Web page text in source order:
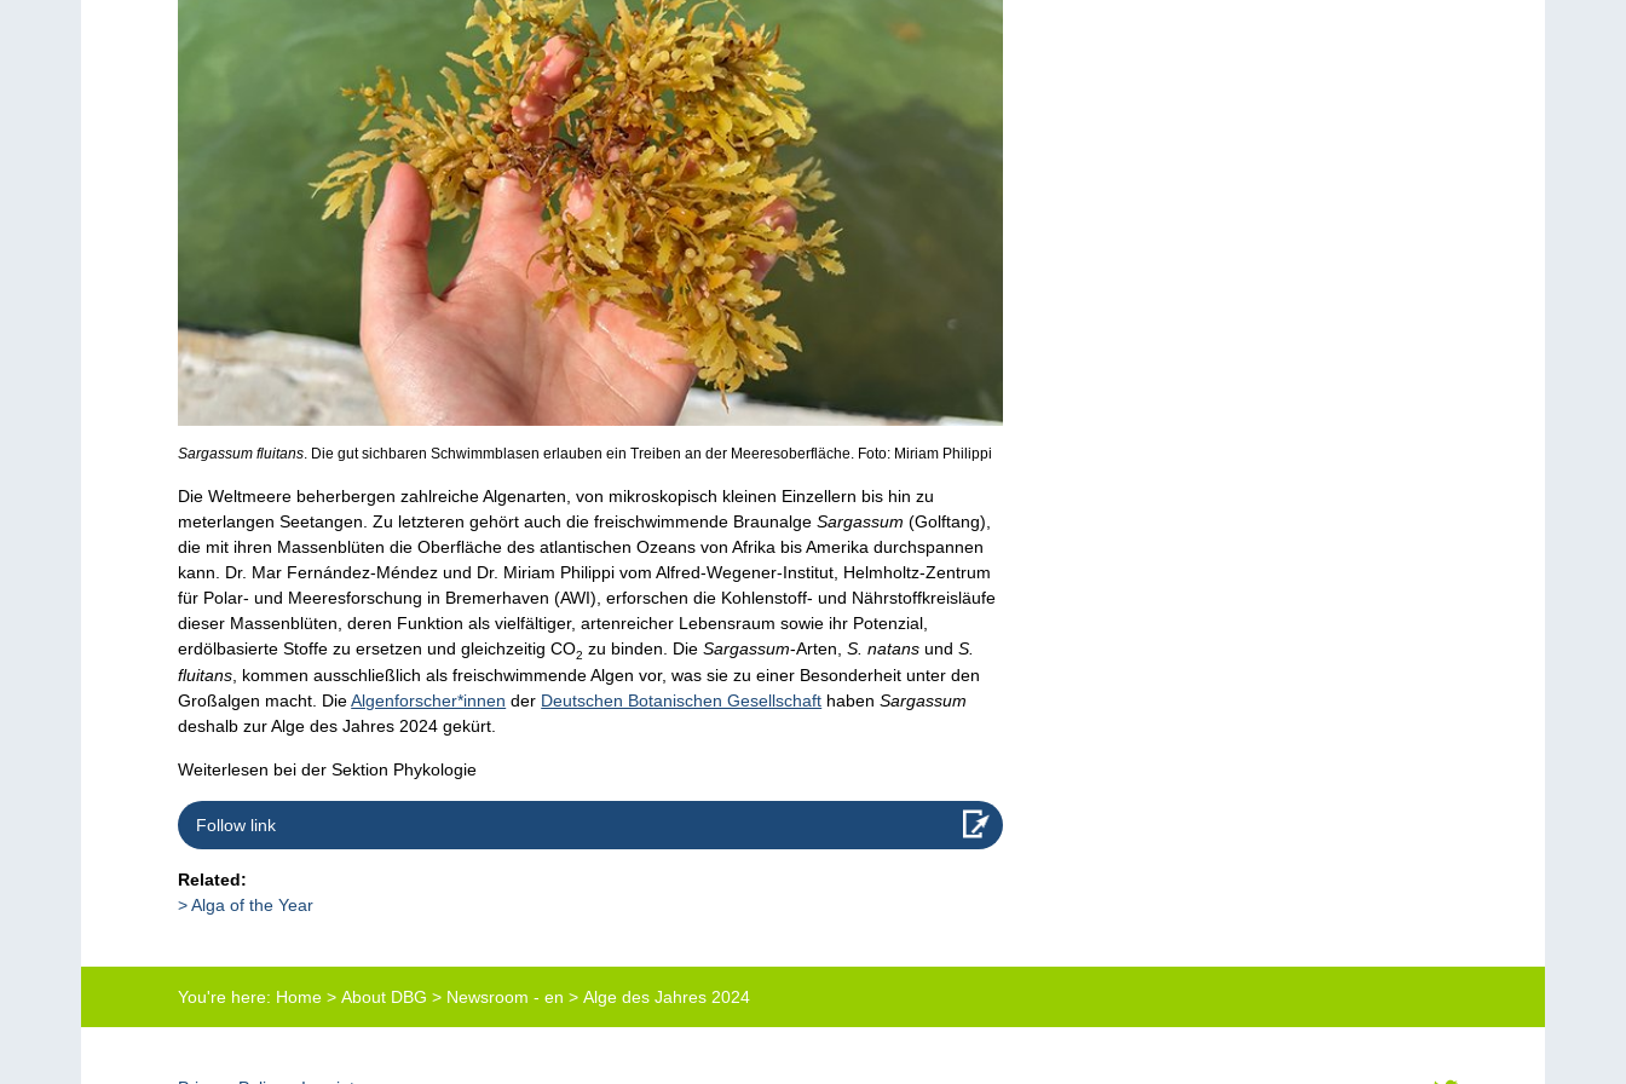
Sargassum fluitans . Die gut sichbaren Schwimmblasen erlauben ein Treiben an der Meeresoberfläche. Foto: Miriam Philippi
Die Weltmeere beherbergen zahlreiche Algenarten, von mikroskopisch kleinen Einzellern bis hin zu
meterlangen Seetangen. Zu letzteren gehört auch die freischwimmende BraunalgeSargassum(Golftang),
die mit ihren Massenblüten die Oberfläche des atlantischen Ozeans von Afrika bis Amerika durchspannen
kann. Dr. Mar Fernández-Méndez und Dr. Miriam Philippi vom Alfred-Wegener-Institut, Helmholtz-Zentrum
für Polar- und Meeresforschung in Bremerhaven (AWI), erforschen die Kohlenstoff- und Nährstoffkreisläufe
dieser Massenblüten, deren Funktion als vielfältiger, artenreicher Lebensraum sowie ihr Potenzial,
erdölbasierte Stoffe zu ersetzen und gleichzeitig CO2 zu binden. DieSargassum-Arten,S. natansundS.
fluitans, kommen ausschließlich als freischwimmende Algen vor, was sie zu einer Besonderheit unter den
Großalgen macht. DieAlgenforscher*innen der Deutschen Botanischen Gesellschaft habenSargassum
deshalb zur Alge des Jahres 2024 gekürt.
Weiterlesen bei der Sektion Phykologie
Follow link
Related:
Alga of the Year
You're here: Home >About DBG > Newsroom - en >Alge des Jahres 2024